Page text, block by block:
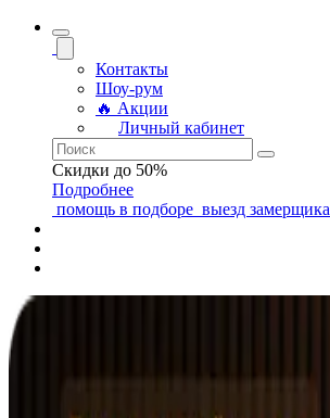
Контакты
Шоу-рум
🔥 Акции
Личный кабинет
Скидки до 50%
Подробнее
помощь в подборе выезд замерщика